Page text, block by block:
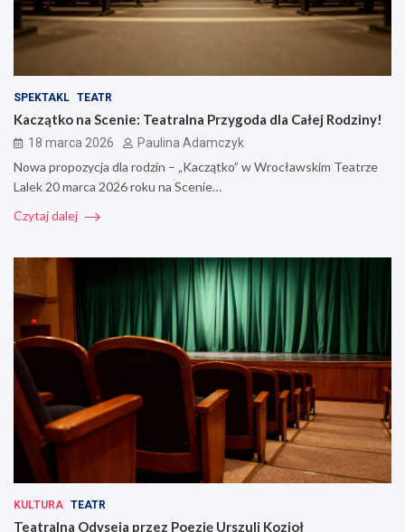
SPEKTAKL TEATR
Kaczątko na Scenie: Teatralna Przygoda dla Całej Rodziny!
18 marca 2026 Paulina Adamczyk
Nowa propozycja dla rodzin – „Kaczątko” w Wrocławskim Teatrze
Lalek 20 marca 2026 roku na Scenie…
Czytaj dalej
KULTURA TEATR
Teatralna Odyseja przez Poezję Urszuli Kozioł